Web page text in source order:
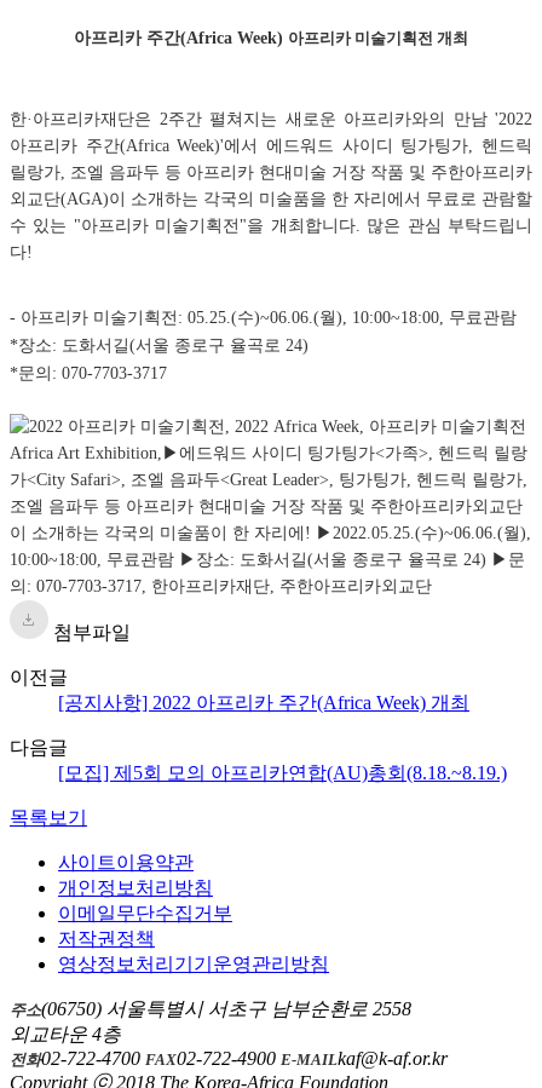
아프리카 주간(Africa Week) 아프리카 미술기획전 개최
한·아프리카재단은 2주간 펼쳐지는 새로운 아프리카와의 만남 '2022
아프리카 주간(Africa Week)'에서 에드워드 사이디 팅가팅가, 헨드릭
릴랑가, 조엘 음파두 등 아프리카 현대미술 거장 작품 및 주한아프리카
외교단(AGA)이 소개하는 각국의 미술품을 한 자리에서 무료로 관람할
수 있는 "아프리카 미술기획전"을 개최합니다. 많은 관심 부탁드립니
다!
- 아프리카 미술기획전: 05.25.(수)~06.06.(월), 10:00~18:00, 무료관람
*장소: 도화서길(서울 종로구 율곡로 24)
*문의: 070-7703-3717
첨부파일
이전글
[공지사항] 2022 아프리카 주간(Africa Week) 개최
다음글
[모집] 제5회 모의 아프리카연합(AU)총회(8.18.~8.19.)
목록보기
사이트이용약관
개인정보처리방침
이메일무단수집거부
저작권정책
영상정보처리기기운영관리방침
주소(06750) 서울특별시 서초구 남부순환로 2558
외교타운 4층
전화02-722-4700 FAX02-722-4900 E-MAILkaf@k-af.or.kr
Copyright ⓒ 2018 The Korea-Africa Foundation